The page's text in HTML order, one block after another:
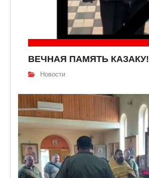
ВЕЧНАЯ ПАМЯТЬ КАЗАКУ!
Новости